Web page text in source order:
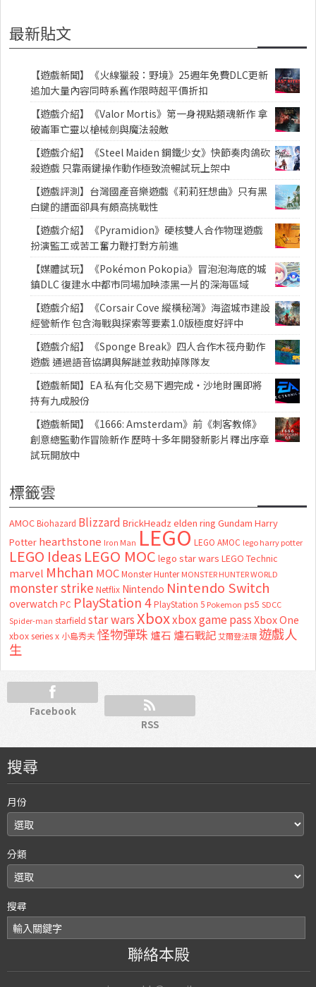
最新貼文
【遊戲新聞】《火線獵殺：野境》25週年免費DLC更新
追加大量內容同時系舊作限時超平價折扣
【遊戲介紹】《Valor Mortis》第一身視點類魂新作 拿
破崙軍亡靈以槍械劍與魔法殺敵
【遊戲介紹】《Steel Maiden 鋼鐵少女》快節奏肉鴿砍
殺遊戲 只靠兩鍵操作動作極致流暢試玩上架中
【遊戲評測】台灣國產音樂遊戲《莉莉狂想曲》只有黑
白鍵的譜面卻具有頗高挑戰性
【遊戲介紹】《Pyramidion》硬核雙人合作物理遊戲
扮演監工或苦工奮力鞭打對方前進
【媒體試玩】《Pokémon Pokopia》冒泡泡海底的城
鎮DLC 復建水中都市同場加映漆黑一片的深海區域
【遊戲介紹】《Corsair Cove 縱橫秘灣》海盜城市建設
經營新作 包含海戰與探索等要素1.0版極度好評中
【遊戲介紹】《Sponge Break》四人合作木筏舟動作
遊戲 通過語音協調與解謎並救助掉隊隊友
【遊戲新聞】EA 私有化交易下週完成・沙地財團即將
持有九成股份
【遊戲新聞】《1666: Amsterdam》前《刺客教條》
創意總監動作冒險新作 歷時十多年開發新影片釋出序章
試玩開放中
標籤雲
AMOC Biohazard Blizzard BrickHeadz elden ring Gundam Harry
Potter hearthstone Iron Man LEGO LEGO AMOC lego harry potter
LEGO Ideas LEGO MOC lego star wars LEGO Technic
marvel Mhchan MOC Monster Hunter MONSTER HUNTER WORLD
monster strike Netflix Nintendo Nintendo Switch
overwatch PC PlayStation 4 PlayStation 5 Pokemon ps5 SDCC
Spider-man starfield star wars Xboxxbox game passXbox One
xbox series x 小島秀夫怪物彈珠 爐石 爐石戰記艾爾登法環 遊戲人
生
Facebook
RSS
搜尋
月份
分類
搜尋
聯絡本殿